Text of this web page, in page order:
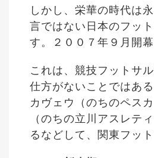
しかし、栄華の時代は
言ではない日本のフッ
す。２００７年９月開
これは、競技フットサ
仕方がないことではあ
カヴェウ（のちのペス
（のちの立川アスレテ
るなどして、関東フッ